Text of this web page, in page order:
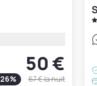
50 €
26% 67 €la nuit